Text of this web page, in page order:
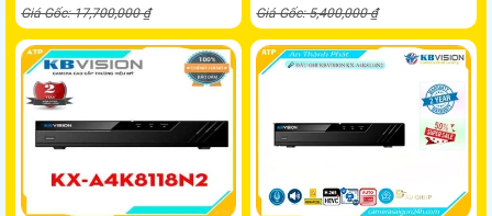
Giá Gốc: 17,700,000 ₫ Giá Gốc: 5,400,000 ₫